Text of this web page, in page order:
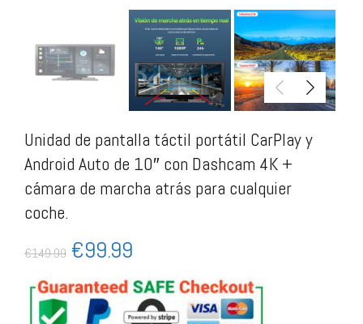
Unidad de pantalla táctil portátil CarPlay y
Android Auto de 10″ con Dashcam 4K +
cámara de marcha atrás para cualquier
coche.
€149.99 €99.99